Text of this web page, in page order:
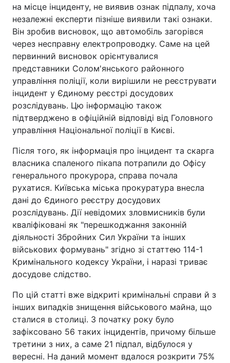
на місце інциденту, не виявив ознак підпалу, хоча
незалежні експерти пізніше виявили такі ознаки.
Він зробив висновок, що автомобіль загорівся
через несправну електропроводку. Саме на цей
первинний висновок орієнтувалися
представники Солом'янського районного
управління поліції, коли вирішили не реєструвати
інцидент у Єдиному реєстрі досудових
розслідувань. Цю інформацію також
підтверджено в офіційній відповіді від Головного
управління Національної поліції в Києві.
Після того, як інформація про інцидент та скарга
власника спаленого пікапа потрапили до Офісу
генерального прокурора, справа почала
рухатися. Київська міська прокуратура внесла
дані до Єдиного реєстру досудових
розслідувань. Дії невідомих зловмисників були
кваліфіковані як "перешкоджання законній
діяльності Збройних Сил України та інших
військових формувань" згідно зі статтею 114-1
Кримінального кодексу України, і наразі триває
досудове слідство.
По цій статті вже відкриті кримінальні справи й з
інших випадків знищення військового майна, що
сталися в столиці. З початку року було
зафіксовано 56 таких інцидентів, причому більше
третини з них, а саме 21 підпал, відбулося у
вересні. На даний момент вдалося розкрити 75%